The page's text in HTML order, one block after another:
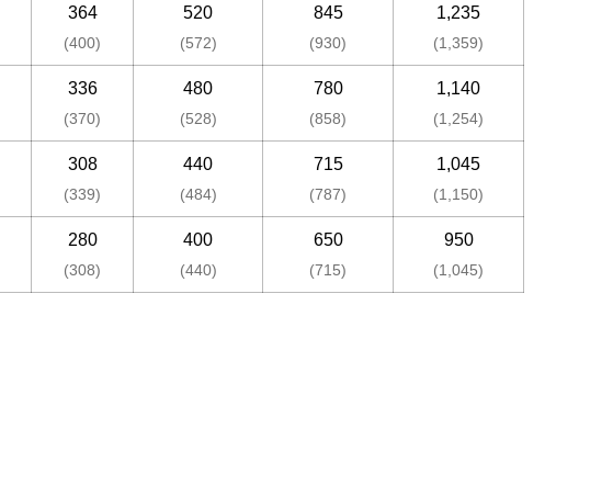
364
(400)
520
(572)
845
(930)
1,235
(1,359)
336
(370)
480
(528)
780
(858)
1,140
(1,254)
308
(339)
440
(484)
715
(787)
1,045
(1,150)
280
(308)
400
(440)
650
(715)
950
(1,045)